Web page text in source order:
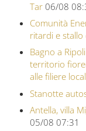
Tar 06/08
Comunità
ritardi e stallo
Bagno a
territorio
alle filiere
Stanotte
Antella, villa
05/08 07:31